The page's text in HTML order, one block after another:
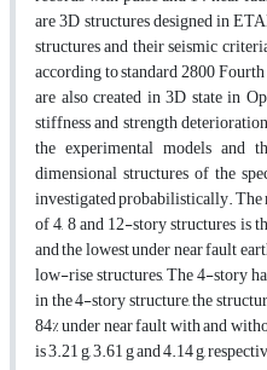
are 3D structures designed in
structures and their seismic
according to standard 2800
are also created in 3D state in
stiffness and strength
the experimental models and
dimensional structures of the
investigated probabilistically. The
of 4, 8 and 12-story structures is
and the lowest under near fault
low-rise structures, The 4-story
in the 4-story structure, the
84% under near fault with and
is 3.21 g, 3.61 g and 4.14 g,